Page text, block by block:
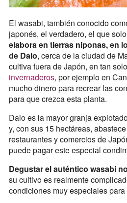
El wasabi, también conocido
japonés, el verdadero, el que
elabora en tierras niponas, en
de Daio, cerca de la ciudad de
cultiva fuera de Japón, en tan
invernaderos, por ejemplo en
mucho dinero para recrear las
para que crezca esta planta.
Daio es la mayor granja
y, con sus 15 hectáreas,
restaurantes y comercios de
puede pagar este especial
Degustar el auténtico wasabi
su cultivo es realmente
condiciones muy especiales para